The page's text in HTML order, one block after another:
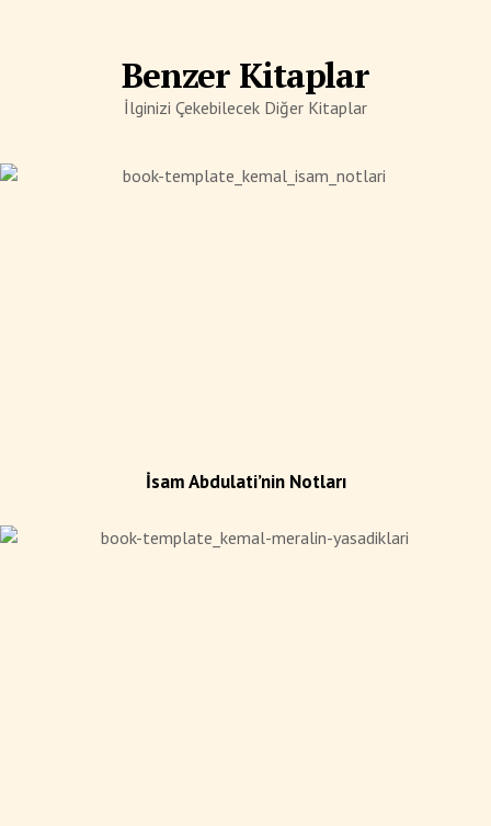
Benzer Kitaplar
İlginizi Çekebilecek Diğer Kitaplar
İsam Abdulati’nin Notları